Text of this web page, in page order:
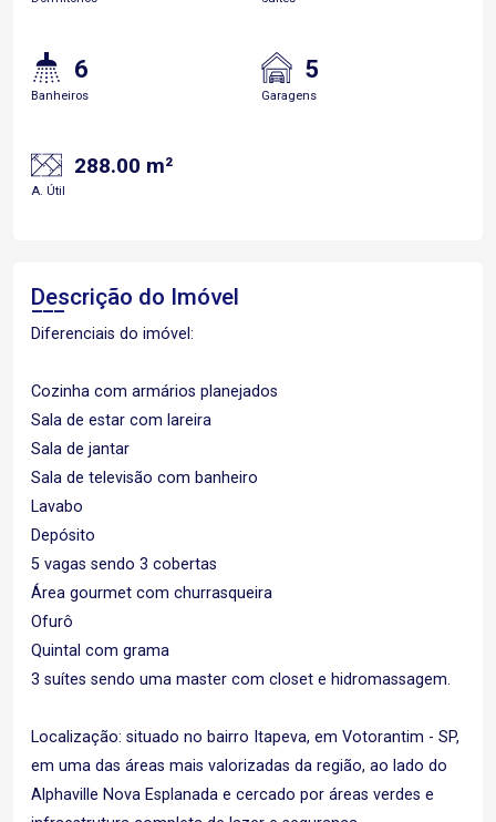
6
Banheiros
5
Garagens
288.00 m²
A. Útil
Descrição do Imóvel
Diferenciais do imóvel:
Cozinha com armários planejados
Sala de estar com lareira
Sala de jantar
Sala de televisão com banheiro
Lavabo
Depósito
5 vagas sendo 3 cobertas
Área gourmet com churrasqueira
Ofurô
Quintal com grama
3 suítes sendo uma master com closet e hidromassagem.
Localização: situado no bairro Itapeva, em Votorantim - SP,
em uma das áreas mais valorizadas da região, ao lado do
Alphaville Nova Esplanada e cercado por áreas verdes e